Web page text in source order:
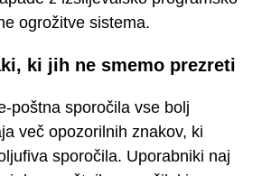
ogrožitve sistema.
ki jih ne smemo prezreti
poštna sporočila vse bolj
več opozorilnih znakov, ki
sporočila. Uporabniki naj